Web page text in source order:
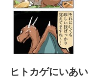
ヒトカゲにいあ